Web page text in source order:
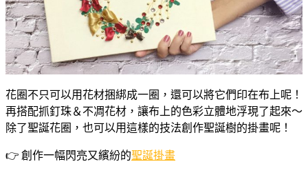
花圈不只可以用花材捆綁成一圈，還可以將它們印在布上呢！
再搭配抓釘珠＆不凋花材，讓布上的色彩立體地浮現了起來～
除了聖誕花圈，也可以用這樣的技法創作聖誕樹的掛畫呢！
👉 創作一幅閃亮又繽紛的聖誕掛畫